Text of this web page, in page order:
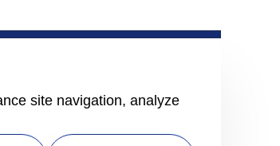
site navigation, analyze